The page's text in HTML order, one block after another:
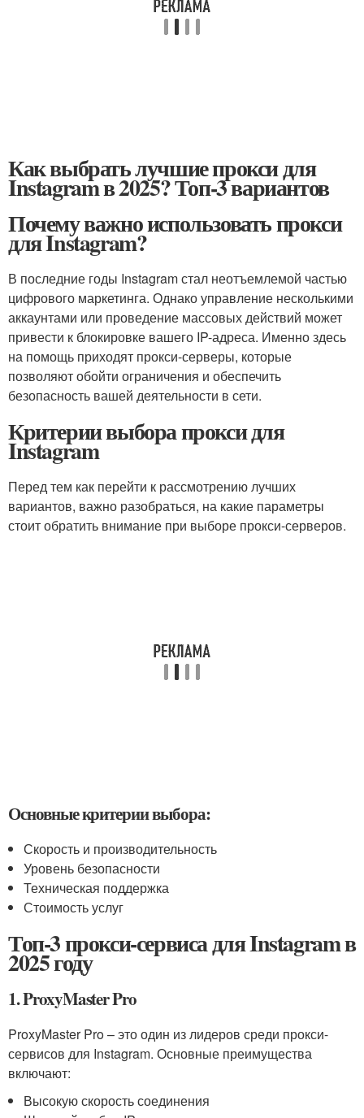
Как выбрать лучшие прокси для
Instagram в 2025? Топ-3 вариантов
Почему важно использовать прокси
для Instagram?
В последние годы Instagram стал неотъемлемой частью
цифрового маркетинга. Однако управление несколькими
аккаунтами или проведение массовых действий может
привести к блокировке вашего IP-адреса. Именно здесь
на помощь приходят прокси-серверы, которые
позволяют обойти ограничения и обеспечить
безопасность вашей деятельности в сети.
Критерии выбора прокси для
Instagram
Перед тем как перейти к рассмотрению лучших
вариантов, важно разобраться, на какие параметры
стоит обратить внимание при выборе прокси-серверов.
Основные критерии выбора:
Скорость и производительность
Уровень безопасности
Техническая поддержка
Стоимость услуг
Топ-3 прокси-сервиса для Instagram в
2025 году
1. ProxyMaster Pro
ProxyMaster Pro – это один из лидеров среди прокси-
сервисов для Instagram. Основные преимущества
включают:
Высокую скорость соединения